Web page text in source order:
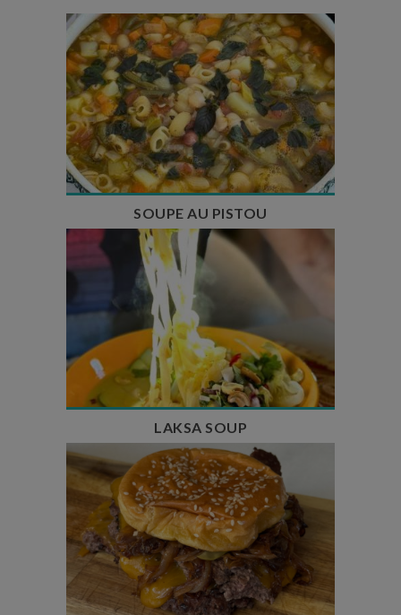
Temps de préparation : 35 min
Temps de cuisson : 1h15
Nombre de couverts : 8
SOUPE AU PISTOU
Temps de préparation : 40 min
Temps de cuisson : 25 min
Nombre de couverts : 4
LAKSA SOUP
Temps de préparation : 20 min
Temps de cuisson : 5 à 10 min
Nombre de couverts : 4